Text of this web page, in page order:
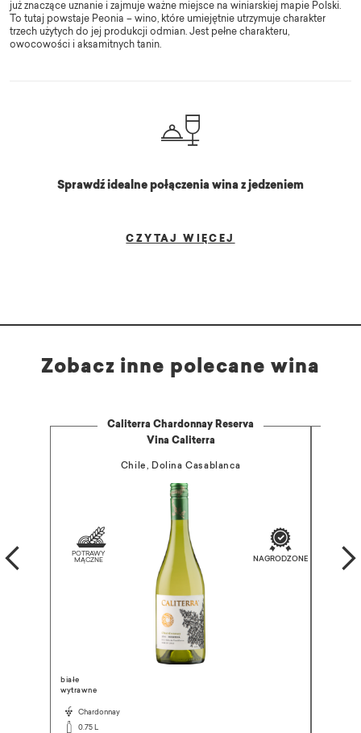
już znaczące uznanie i zajmuje ważne miejsce na winiarskiej mapie Polski.
To tutaj powstaje Peonia – wino, które umiejętnie utrzymuje charakter
trzech użytych do jej produkcji odmian. Jest pełne charakteru,
owocowości i aksamitnych tanin.
Sprawdź idealne połączenia wina z jedzeniem
CZYTAJ WIĘCEJ
Zobacz inne polecane wina
Caliterra Chardonnay Reserva
Vina Caliterra
Chile, Dolina Casablanca
białe
wytrawne
Chardonnay
0.75 L